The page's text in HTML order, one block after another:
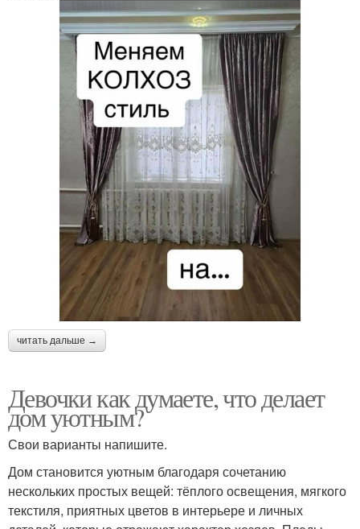
читать дальше →
Девочки как думаете, что делает
дом уютным?
Свои варианты напишите.
Дом становится уютным благодаря сочетанию
нескольких простых вещей: тёплого освещения, мягкого
текстиля, приятных цветов в интерьере и личных